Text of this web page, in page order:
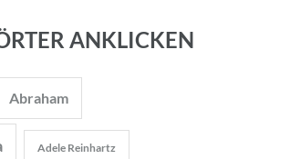
ANKLICKEN
Abraham
Adele Reinhartz